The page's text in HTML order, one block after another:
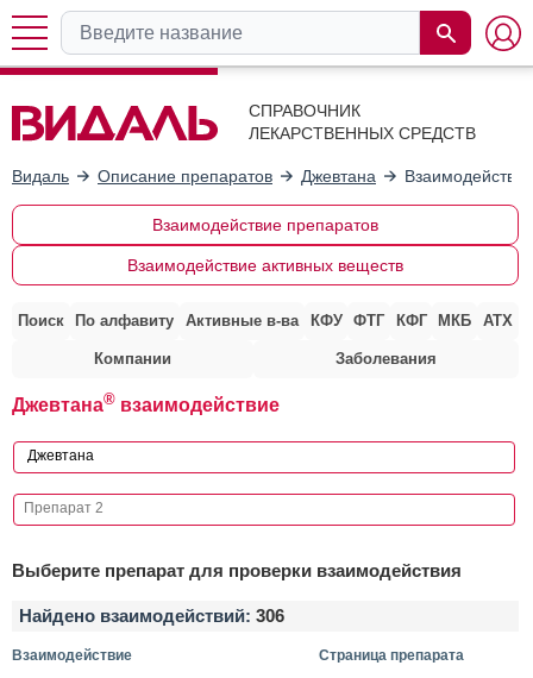
СПРАВОЧНИК
ЛЕКАРСТВЕННЫХ СРЕДСТВ
Видаль Описание препаратов Джевтана
Взаимодействие препаратов
Взаимодействие активных веществ
Поиск По алфавиту Активные в-ва КФУ ФТГ КФГ МКБ АТХ
Компании Заболевания
Джевтана® взаимодействие
Выберите препарат для проверки взаимодействия
Найдено взаимодействий: 306
Взаимодействие Страница препарата